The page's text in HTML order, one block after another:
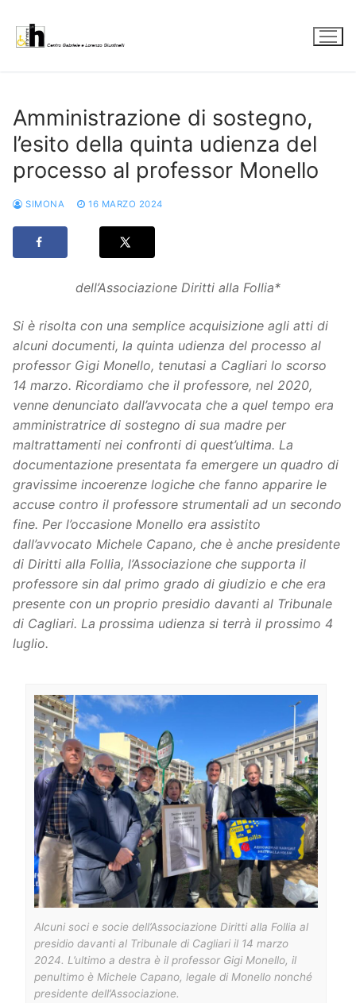
contenuto
Amministrazione di sostegno,
l’esito della quinta udienza del
processo al professor Monello
SIMONA 16 MARZO 2024
dell’Associazione Diritti alla Follia*
Si è risolta con una semplice acquisizione agli atti di
alcuni documenti, la quinta udienza del processo al
professor Gigi Monello, tenutasi a Cagliari lo scorso
14 marzo. Ricordiamo che il professore, nel 2020,
venne denunciato dall’avvocata che a quel tempo era
amministratrice di sostegno di sua madre per
maltrattamenti nei confronti di quest’ultima. La
documentazione presentata fa emergere un quadro di
gravissime incoerenze logiche che fanno apparire le
accuse contro il professore strumentali ad un secondo
fine. Per l’occasione Monello era assistito
dall’avvocato Michele Capano, che è anche presidente
di Diritti alla Follia, l’Associazione che supporta il
professore sin dal primo grado di giudizio e che era
presente con un proprio presidio davanti al Tribunale
di Cagliari. La prossima udienza si terrà il prossimo 4
luglio.
Alcuni soci e socie dell’Associazione Diritti alla Follia al
presidio davanti al Tribunale di Cagliari il 14 marzo
2024. L’ultimo a destra è il professor Gigi Monello, il
penultimo è Michele Capano, legale di Monello nonché
presidente dell’Associazione.